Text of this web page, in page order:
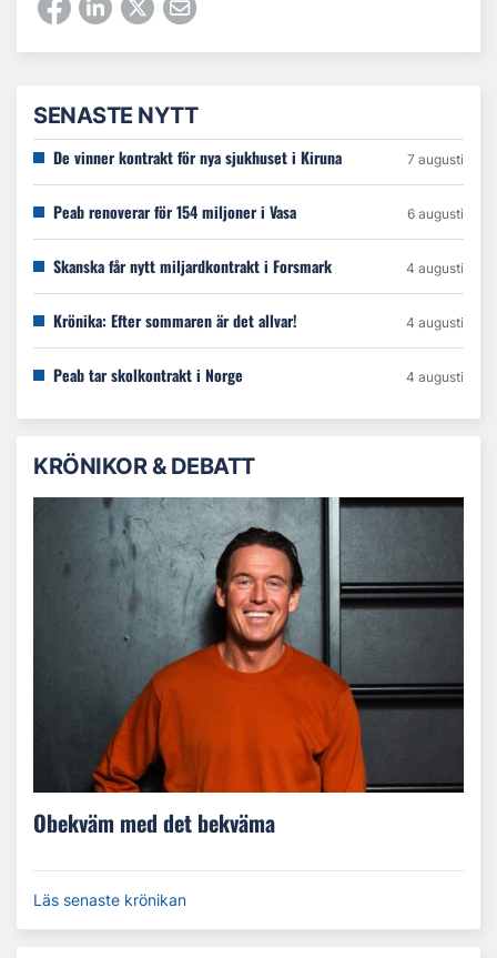
SENASTE NYTT
De vinner kontrakt för nya sjukhuset i Kiruna 7 augusti
Peab renoverar för 154 miljoner i Vasa 6 augusti
Skanska får nytt miljardkontrakt i Forsmark 4 augusti
Krönika: Efter sommaren är det allvar! 4 augusti
Peab tar skolkontrakt i Norge 4 augusti
KRÖNIKOR & DEBATT
Obekväm med det bekväma
Läs senaste krönikan